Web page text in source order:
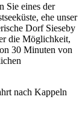
Sie eines der
ehe unser
Dorf Sieseby
die Möglichkeit,
30 Minuten von
nach Kappeln